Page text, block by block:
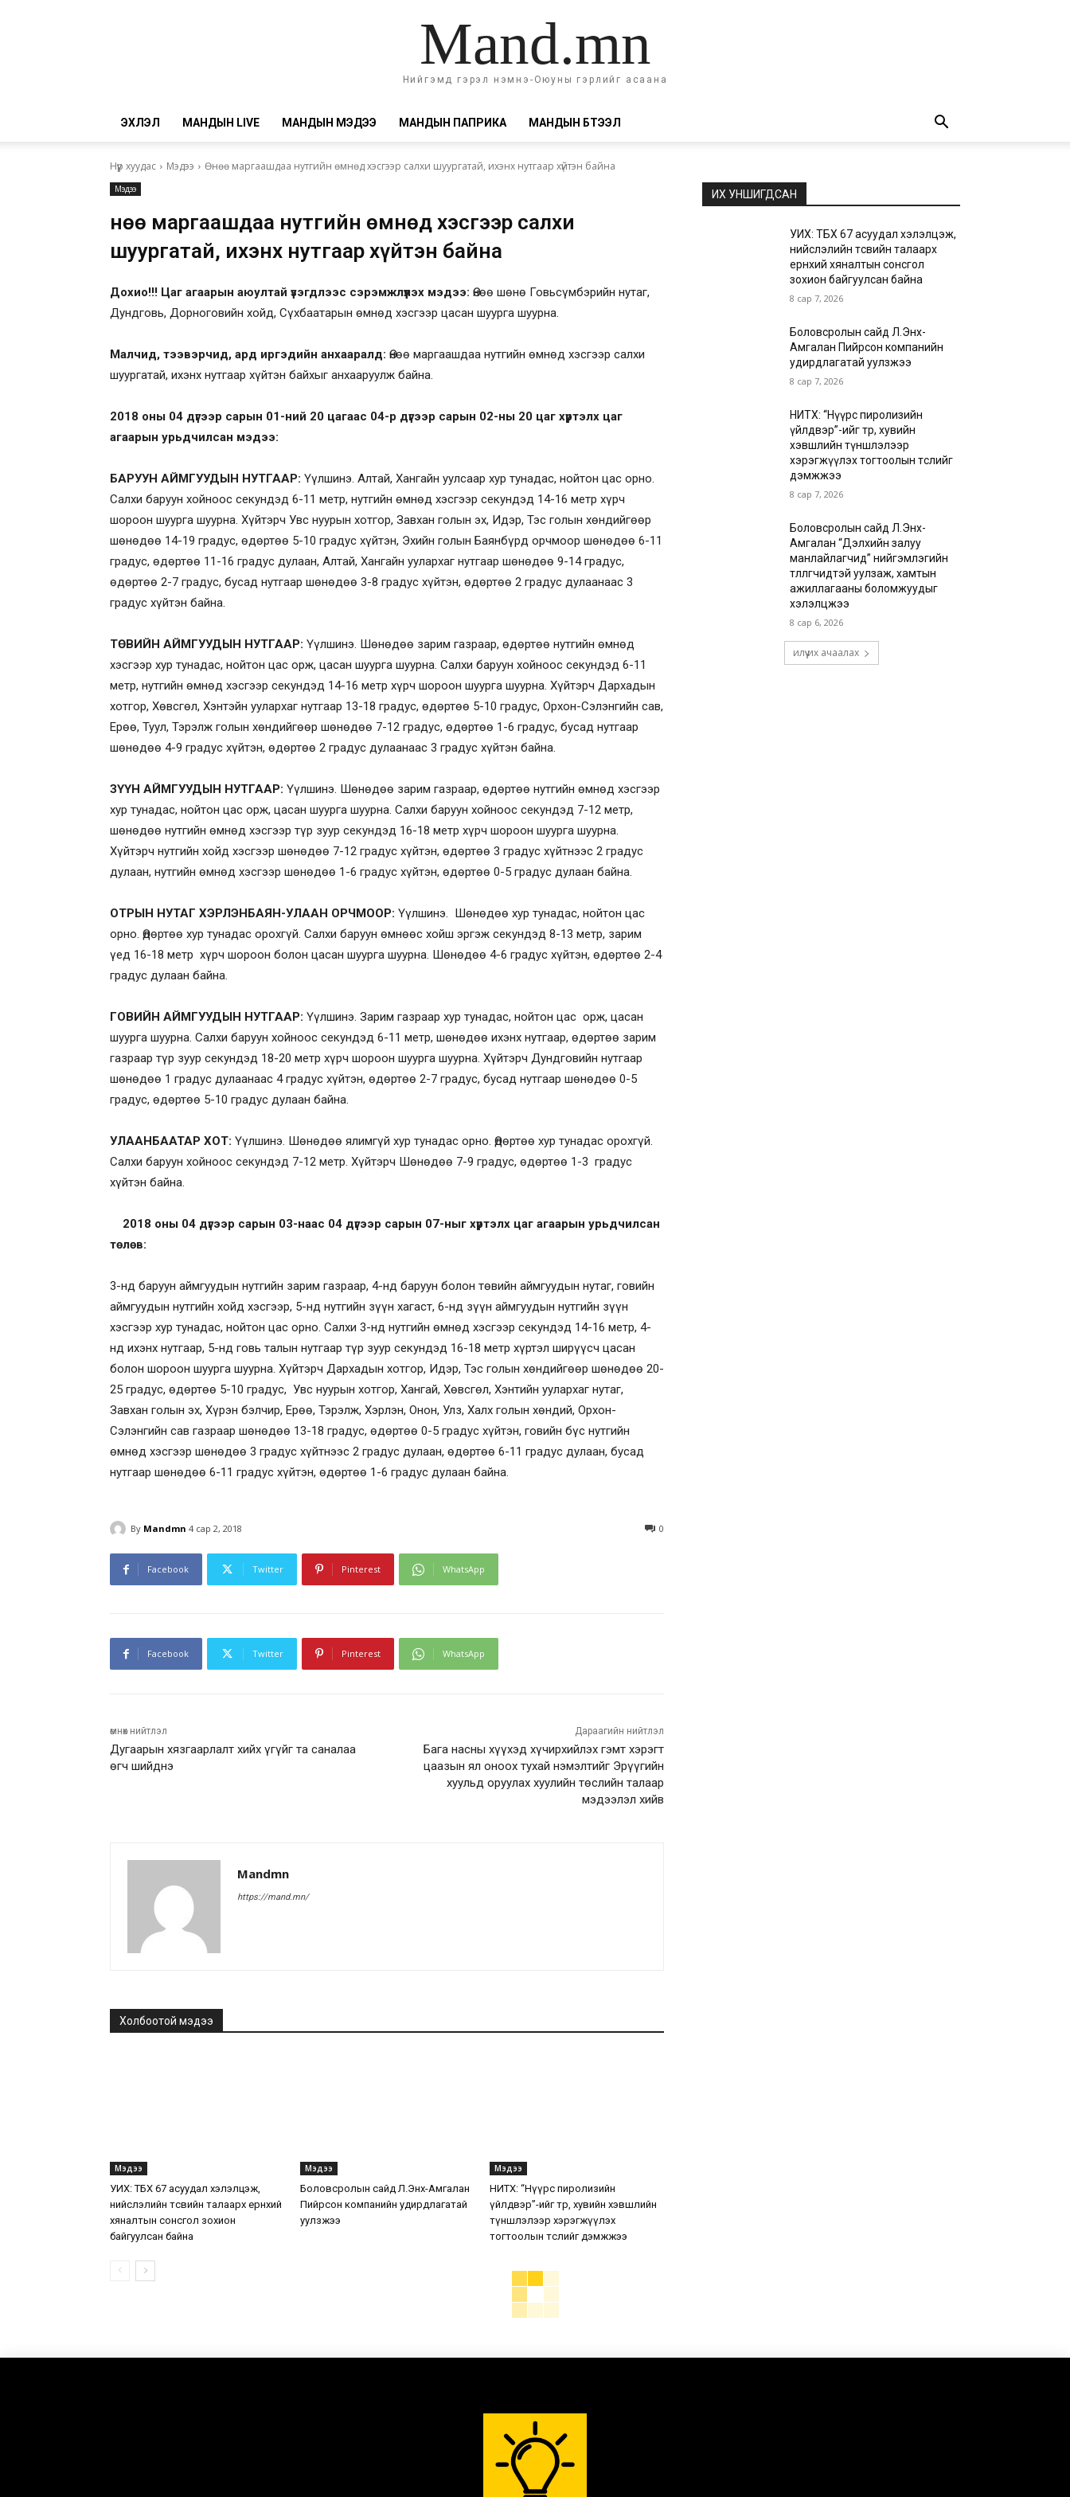
Mand.mn
Нийгэмд гэрэл нэмнэ-Оюуны гэрлийг асаана
ЭХЛЭЛ МАНДЫН LIVE МАНДЫН МЭДЭЭ МАНДЫН ПАПРИКА МАНДЫН БҮТЭЭЛ
Нүүр хуудас Мэдээ Өнөө маргаашдаа нутгийн өмнөд хэсгээр салхи шуургатай, ихэнх нутгаар хүйтэн байна
Мэдээ
Өнөө маргаашдаа нутгийн өмнөд хэсгээр салхи
шуургатай, ихэнх нутгаар хүйтэн байна
Дохио!!! Цаг агаарын аюултай үзэгдлээс сэрэмжлүүлэх мэдээ: Өнөө шөнө Говьсүмбэрийн нутаг,
Дундговь, Дорноговийн хойд, Сүхбаатарын өмнөд хэсгээр цасан шуурга шуурна.
Малчид, тээвэрчид, ард иргэдийн анхааралд: Өнөө маргаашдаа нутгийн өмнөд хэсгээр салхи
шуургатай, ихэнх нутгаар хүйтэн байхыг анхааруулж байна.
2018 оны 04 дүгээр сарын 01-ний 20 цагаас 04-р дүгээр сарын 02-ны 20 цаг хүртэлх цаг
агаарын урьдчилсан мэдээ:
БАРУУН АЙМГУУДЫН НУТГААР: Үүлшинэ. Алтай, Хангайн уулсаар хур тунадас, нойтон цас орно.
Салхи баруун хойноос секундэд 6-11 метр, нутгийн өмнөд хэсгээр секундэд 14-16 метр хүрч
шороон шуурга шуурна. Хүйтэрч Увс нуурын хотгор, Завхан голын эх, Идэр, Тэс голын хөндийгөөр
шөнөдөө 14-19 градус, өдөртөө 5-10 градус хүйтэн, Эхийн голын Баянбүрд орчмоор шөнөдөө 6-11
градус, өдөртөө 11-16 градус дулаан, Алтай, Хангайн уулархаг нутгаар шөнөдөө 9-14 градус,
өдөртөө 2-7 градус, бусад нутгаар шөнөдөө 3-8 градус хүйтэн, өдөртөө 2 градус дулаанаас 3
градус хүйтэн байна.
ТӨВИЙН АЙМГУУДЫН НУТГААР: Үүлшинэ. Шөнөдөө зарим газраар, өдөртөө нутгийн өмнөд
хэсгээр хур тунадас, нойтон цас орж, цасан шуурга шуурна. Салхи баруун хойноос секундэд 6-11
метр, нутгийн өмнөд хэсгээр секундэд 14-16 метр хүрч шороон шуурга шуурна. Хүйтэрч Дархадын
хотгор, Хөвсгөл, Хэнтэйн уулархаг нутгаар 13-18 градус, өдөртөө 5-10 градус, Орхон-Сэлэнгийн сав,
Ерөө, Туул, Тэрэлж голын хөндийгөөр шөнөдөө 7-12 градус, өдөртөө 1-6 градус, бусад нутгаар
шөнөдөө 4-9 градус хүйтэн, өдөртөө 2 градус дулаанаас 3 градус хүйтэн байна.
ЗҮҮН АЙМГУУДЫН НУТГААР: Үүлшинэ. Шөнөдөө зарим газраар, өдөртөө нутгийн өмнөд хэсгээр
хур тунадас, нойтон цас орж, цасан шуурга шуурна. Салхи баруун хойноос секундэд 7-12 метр,
шөнөдөө нутгийн өмнөд хэсгээр түр зуур секундэд 16-18 метр хүрч шороон шуурга шуурна.
Хүйтэрч нутгийн хойд хэсгээр шөнөдөө 7-12 градус хүйтэн, өдөртөө 3 градус хүйтнээс 2 градус
дулаан, нутгийн өмнөд хэсгээр шөнөдөө 1-6 градус хүйтэн, өдөртөө 0-5 градус дулаан байна.
ОТРЫН НУТАГ ХЭРЛЭНБАЯН-УЛААН ОРЧМООР: Үүлшинэ. Шөнөдөө хур тунадас, нойтон цас
орно. Өдөртөө хур тунадас орохгүй. Салхи баруун өмнөөс хойш эргэж секундэд 8-13 метр, зарим
үед 16-18 метр хүрч шороон болон цасан шуурга шуурна. Шөнөдөө 4-6 градус хүйтэн, өдөртөө 2-4
градус дулаан байна.
ГОВИЙН АЙМГУУДЫН НУТГААР: Үүлшинэ. Зарим газраар хур тунадас, нойтон цас орж, цасан
шуурга шуурна. Салхи баруун хойноос секундэд 6-11 метр, шөнөдөө ихэнх нутгаар, өдөртөө зарим
газраар түр зуур секундэд 18-20 метр хүрч шороон шуурга шуурна. Хүйтэрч Дундговийн нутгаар
шөнөдөө 1 градус дулаанаас 4 градус хүйтэн, өдөртөө 2-7 градус, бусад нутгаар шөнөдөө 0-5
градус, өдөртөө 5-10 градус дулаан байна.
УЛААНБААТАР ХОТ: Үүлшинэ. Шөнөдөө ялимгүй хур тунадас орно. Өдөртөө хур тунадас орохгүй.
Салхи баруун хойноос секундэд 7-12 метр. Хүйтэрч Шөнөдөө 7-9 градус, өдөртөө 1-3 градус
хүйтэн байна.
2018 оны 04 дүгээр сарын 03-наас 04 дүгээр сарын 07-ныг хүртэлх цаг агаарын урьдчилсан
төлөв:
3-нд баруун аймгуудын нутгийн зарим газраар, 4-нд баруун болон төвийн аймгуудын нутаг, говийн
аймгуудын нутгийн хойд хэсгээр, 5-нд нутгийн зүүн хагаст, 6-нд зүүн аймгуудын нутгийн зүүн
хэсгээр хур тунадас, нойтон цас орно. Салхи 3-нд нутгийн өмнөд хэсгээр секундэд 14-16 метр, 4-
нд ихэнх нутгаар, 5-нд говь талын нутгаар түр зуур секундэд 16-18 метр хүртэл ширүүсч цасан
болон шороон шуурга шуурна. Хүйтэрч Дархадын хотгор, Идэр, Тэс голын хөндийгөөр шөнөдөө 20-
25 градус, өдөртөө 5-10 градус, Увс нуурын хотгор, Хангай, Хөвсгөл, Хэнтийн уулархаг нутаг,
Завхан голын эх, Хүрэн бэлчир, Ерөө, Тэрэлж, Хэрлэн, Онон, Улз, Халх голын хөндий, Орхон-
Сэлэнгийн сав газраар шөнөдөө 13-18 градус, өдөртөө 0-5 градус хүйтэн, говийн бүс нутгийн
өмнөд хэсгээр шөнөдөө 3 градус хүйтнээс 2 градус дулаан, өдөртөө 6-11 градус дулаан, бусад
нутгаар шөнөдөө 6-11 градус хүйтэн, өдөртөө 1-6 градус дулаан байна.
By Mandmn 4 сар 2, 2018 0
Facebook Twitter Pinterest WhatsApp
Facebook Twitter Pinterest WhatsApp
өмнөх нийтлэл
Дугаарын хязгаарлалт хийх үгүйг та саналаа
өгч шийднэ
Дараагийн нийтлэл
Бага насны хүүхэд хүчирхийлэх гэмт хэрэгт
цаазын ял оноох тухай нэмэлтийг Эрүүгийн
хуульд оруулах хуулийн төслийн талаар
мэдээлэл хийв
Mandmn
https://mand.mn/
Холбоотой мэдээ
Мэдээ
УИХ: ТБХ 67 асуудал хэлэлцэж,
нийслэлийн төсвийн талаарх ерөнхий
хяналтын сонсгол зохион
байгуулсан байна
Мэдээ
Боловсролын сайд Л.Энх-Амгалан
Пийрсон компанийн удирдлагатай
уулзжээ
Мэдээ
НИТХ: “Нүүрс пиролизийн
үйлдвэр”-ийг төр, хувийн хэвшлийн
түншлэлээр хэрэгжүүлэх
тогтоолын төслийг дэмжжээ
ИХ УНШИГДСАН
УИХ: ТБХ 67 асуудал хэлэлцэж,
нийслэлийн төсвийн талаарх
ерөнхий хяналтын сонсгол
зохион байгуулсан байна
8 сар 7, 2026
Боловсролын сайд Л.Энх-
Амгалан Пийрсон компанийн
удирдлагатай уулзжээ
8 сар 7, 2026
НИТХ: “Нүүрс пиролизийн
үйлдвэр”-ийг төр, хувийн
хэвшлийн түншлэлээр
хэрэгжүүлэх тогтоолын төслийг
дэмжжээ
8 сар 7, 2026
Боловсролын сайд Л.Энх-
Амгалан “Дэлхийн залуу
манлайлагчид” нийгэмлэгийн
төлөөлөгчидтэй уулзаж, хамтын
ажиллагааны боломжуудыг
хэлэлцжээ
8 сар 6, 2026
илүү их ачаалах